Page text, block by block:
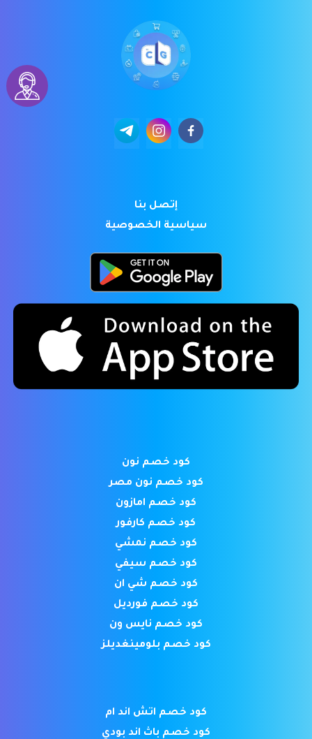
إتصل بنا
سياسية الخصوصية
كود خصم نون
كود خصم نون مصر
كود خصم امازون
كود خصم كارفور
كود خصم نمشي
كود خصم سيفي
كود خصم شي ان
كود خصم فورديل
كود خصم نايس ون
كود خصم بلومينغديلز
كود خصم اتش اند ام
كود خصم باث اند بودي